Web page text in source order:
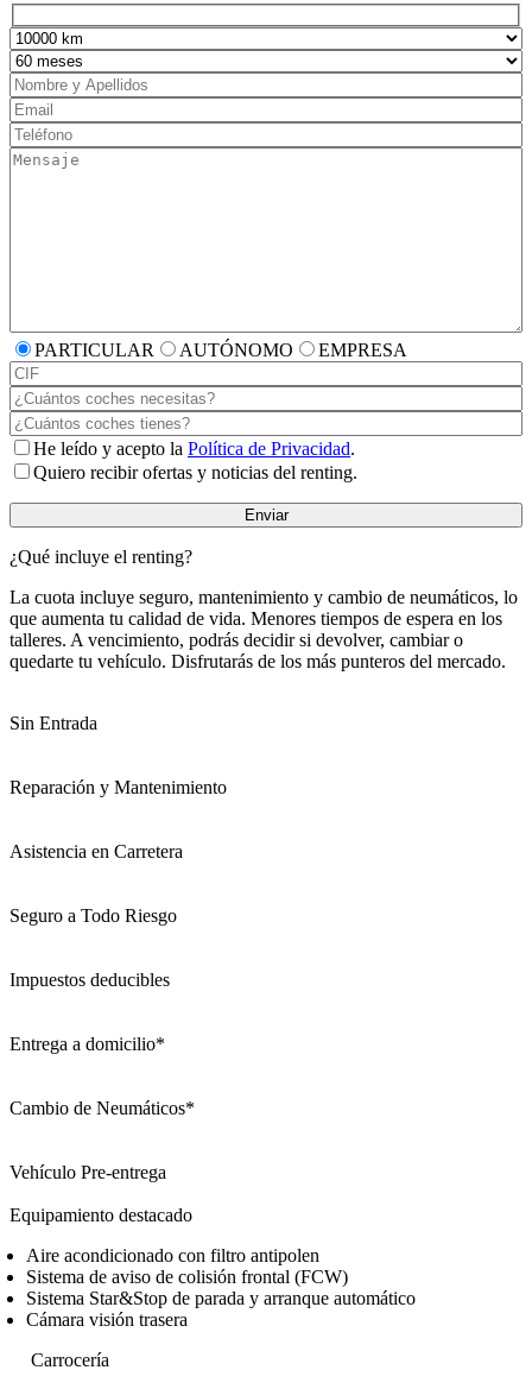
PARTICULAR AUTÓNOMO EMPRESA
He leído y acepto la Política de Privacidad.
Quiero recibir ofertas y noticias del renting.
¿Qué incluye el renting?
La cuota incluye seguro, mantenimiento y cambio de neumáticos, lo
que aumenta tu calidad de vida. Menores tiempos de espera en los
talleres. A vencimiento, podrás decidir si devolver, cambiar o
quedarte tu vehículo. Disfrutarás de los más punteros del mercado.
Sin Entrada
Reparación y Mantenimiento
Asistencia en Carretera
Seguro a Todo Riesgo
Impuestos deducibles
Entrega a domicilio*
Cambio de Neumáticos*
Vehículo Pre-entrega
Equipamiento destacado
Aire acondicionado con filtro antipolen
Sistema de aviso de colisión frontal (FCW)
Sistema Star&Stop de parada y arranque automático
Cámara visión trasera
Carrocería